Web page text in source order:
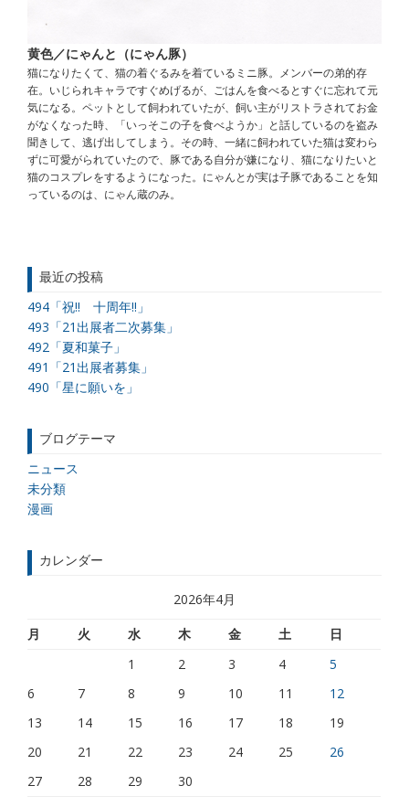
黄色／にゃんと（にゃん豚）
猫になりたくて、猫の着ぐるみを着ているミニ豚。メンバーの弟的存
在。いじられキャラですぐめげるが、ごはんを食べるとすぐに忘れて元
気になる。ペットとして飼われていたが、飼い主がリストラされてお金
がなくなった時、「いっそこの子を食べようか」と話しているのを盗み
聞きして、逃げ出してしまう。その時、一緒に飼われていた猫は変わら
ずに可愛がられていたので、豚である自分が嫌になり、猫になりたいと
猫のコスプレをするようになった。にゃんとが実は子豚であることを知
っているのは、にゃん蔵のみ。
最近の投稿
494「祝!! 十周年!!」
493「21出展者二次募集」
492「夏和菓子」
491「21出展者募集」
490「星に願いを」
ブログテーマ
ニュース
未分類
漫画
カレンダー
2026年4月
月
火 水 木 金 土
日
1
2 3 4
5
6
7 8 9 10 11
12
13
14 15 16 17 18
19
20
21 22 23 24 25
26
27
28 29 30